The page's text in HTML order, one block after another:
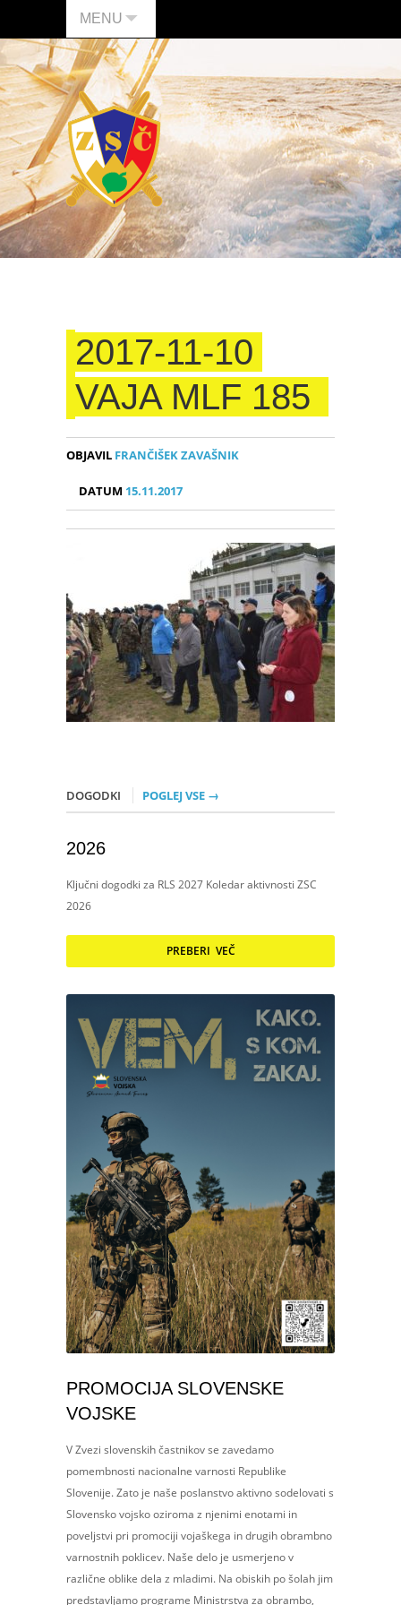
MENU
2017-11-10
VAJA MLF 185
OBJAVIL FRANČIŠEK ZAVAŠNIK
DATUM 15.11.2017
DOGODKI POGLEJ VSE →
2026
Ključni dogodki za RLS 2027 Koledar aktivnosti ZSC
2026
PREBERI VEČ
PROMOCIJA SLOVENSKE
VOJSKE
V Zvezi slovenskih častnikov se zavedamo
pomembnosti nacionalne varnosti Republike
Slovenije. Zato je naše poslanstvo aktivno sodelovati s
Slovensko vojsko oziroma z njenimi enotami in
poveljstvi pri promociji vojaškega in drugih obrambno
varnostnih poklicev. Naše delo je usmerjeno v
različne oblike dela z mladimi. Na obiskih po šolah jim
predstavljamo programe Ministrstva za obrambo,